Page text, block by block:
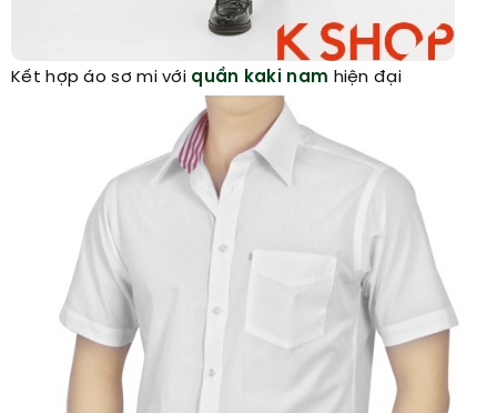
Kết hợp áo sơ mi với quần kaki nam hiện đại